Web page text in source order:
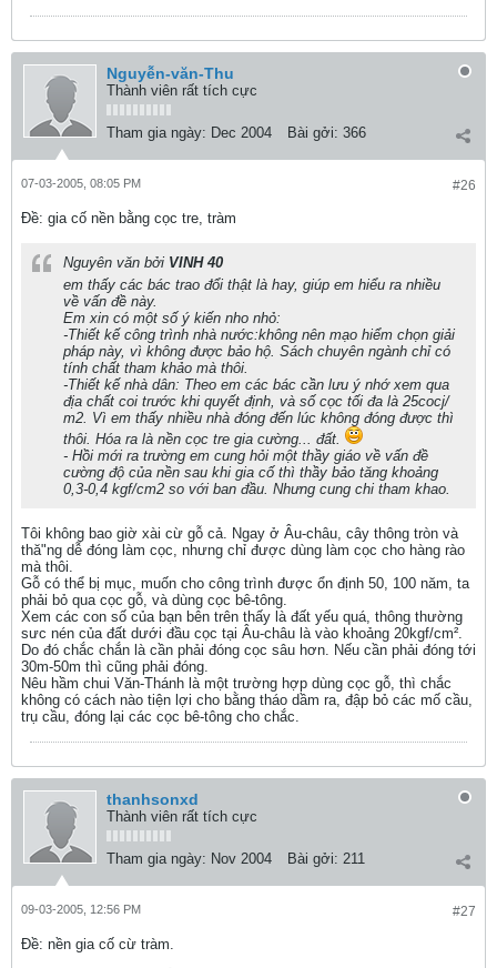
Nguyễn-văn-Thu
Thành viên rất tích cực
Tham gia ngày: Dec 2004 Bài gởi: 366
#26
07-03-2005, 08:05 PM
Ðề: gia cố nền bằng cọc tre, tràm
Nguyên văn bởi VINH 40
em thấy các bác trao đổi thật là hay, giúp em hiểu ra nhiều
về vấn đề này.
Em xin có một số ý kiến nho nhỏ:
-Thiết kế công trình nhà nước:không nên mạo hiểm chọn giải
pháp này, vì không được bảo hộ. Sách chuyên ngành chỉ có
tính chất tham khảo mà thôi.
-Thiết kế nhà dân: Theo em các bác cần lưu ý nhớ xem qua
địa chất coi trước khi quyết định, và số cọc tối đa là 25cocj/
m2. Vì em thấy nhiều nhà đóng đến lúc không đóng được thì
thôi. Hóa ra là nền cọc tre gia cường... đất.
- Hồi mới ra trường em cung hỏi một thầy giáo về vấn đề
cường độ của nền sau khi gia cố thì thầy bảo tăng khoảng
0,3-0,4 kgf/cm2 so với ban đầu. Nhưng cung chi tham khao.
Tôi không bao giờ xài cừ gỗ cả. Ngay ở Âu-châu, cây thông tròn và
thă"ng dễ đóng làm cọc, nhưng chỉ được dùng làm cọc cho hàng rào
mà thôi.
Gỗ có thể bị mục, muốn cho công trình được ổn định 50, 100 năm, ta
phải bỏ qua cọc gỗ, và dùng cọc bê-tông.
Xem các con số của bạn bên trên thấy là đất yếu quá, thông thường
sưc nén của đất dưới đầu cọc tại Âu-châu là vào khoảng 20kgf/cm².
Do đó chắc chắn là cần phải đóng cọc sâu hơn. Nếu cần phải đóng tới
30m-50m thì cũng phải đóng.
Nêu hầm chui Văn-Thánh là một trường hợp dùng cọc gỗ, thì chắc
không có cách nào tiện lợi cho bằng tháo dầm ra, đập bỏ các mố cầu,
trụ cầu, đóng lại các cọc bê-tông cho chắc.
thanhsonxd
Thành viên rất tích cực
Tham gia ngày: Nov 2004 Bài gởi: 211
#27
09-03-2005, 12:56 PM
Ðề: nền gia cố cừ tràm.